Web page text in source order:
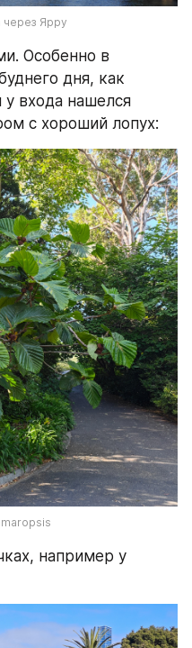
через Ярру
Особенно в
дня, как
у входа нашелся
с хороший лопух:
например у